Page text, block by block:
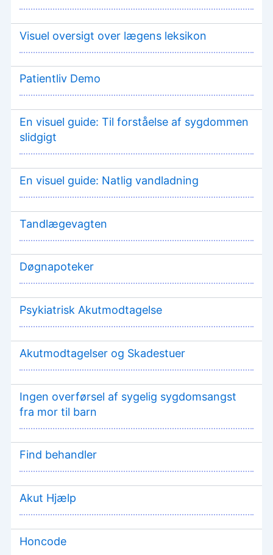
Visuel oversigt over lægens leksikon
Patientliv Demo
En visuel guide: Til forståelse af sygdommen
slidgigt
En visuel guide: Natlig vandladning
Tandlægevagten
Døgnapoteker
Psykiatrisk Akutmodtagelse
Akutmodtagelser og Skadestuer
Ingen overførsel af sygelig sygdomsangst
fra mor til barn
Find behandler
Akut Hjælp
Honcode